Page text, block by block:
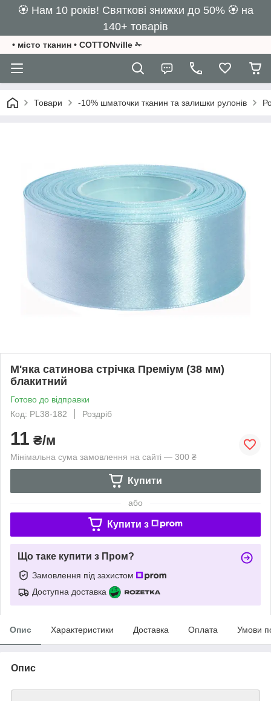
🏵️ Нам 10 років! Святкові знижки до 50% 🏵️ на
140+ товарів
• місто тканин • COTTONville ✁
Товари -10% шматочки тканин та залишки рулонів
М'яка сатинова стрічка Преміум (38 мм)
блакитний
Готово до відправки
Код: PL38-182
Роздріб
11 ₴/м
Мінімальна сума замовлення на сайті — 300 ₴
Купити
або
Купити з
Що таке купити з Пром?
Замовлення під захистом
Доступна доставка
Опис Характеристики Доставка Оплата Умови
Опис